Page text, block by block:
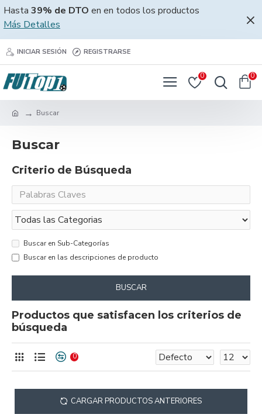
Hasta 39% de DTO en en todos los productos
Más Detalles
INICIAR SESIÓN REGISTRARSE
0 0
Buscar
Buscar
Criterio de Búsqueda
Buscar en Sub-Categorías
Buscar en las descripciones de producto
BUSCAR
Productos que satisfacen los criterios de
búsqueda
0
CARGAR PRODUCTOS ANTERIORES